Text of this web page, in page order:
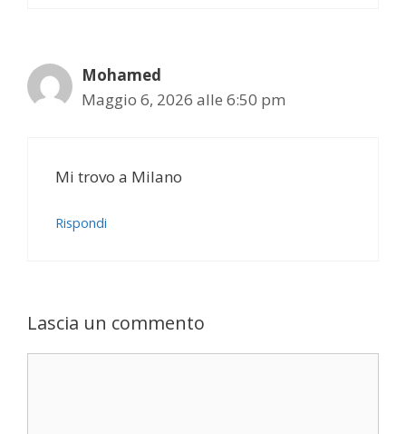
Mohamed
Maggio 6, 2026 alle 6:50 pm
Mi trovo a Milano
Rispondi
Lascia un commento